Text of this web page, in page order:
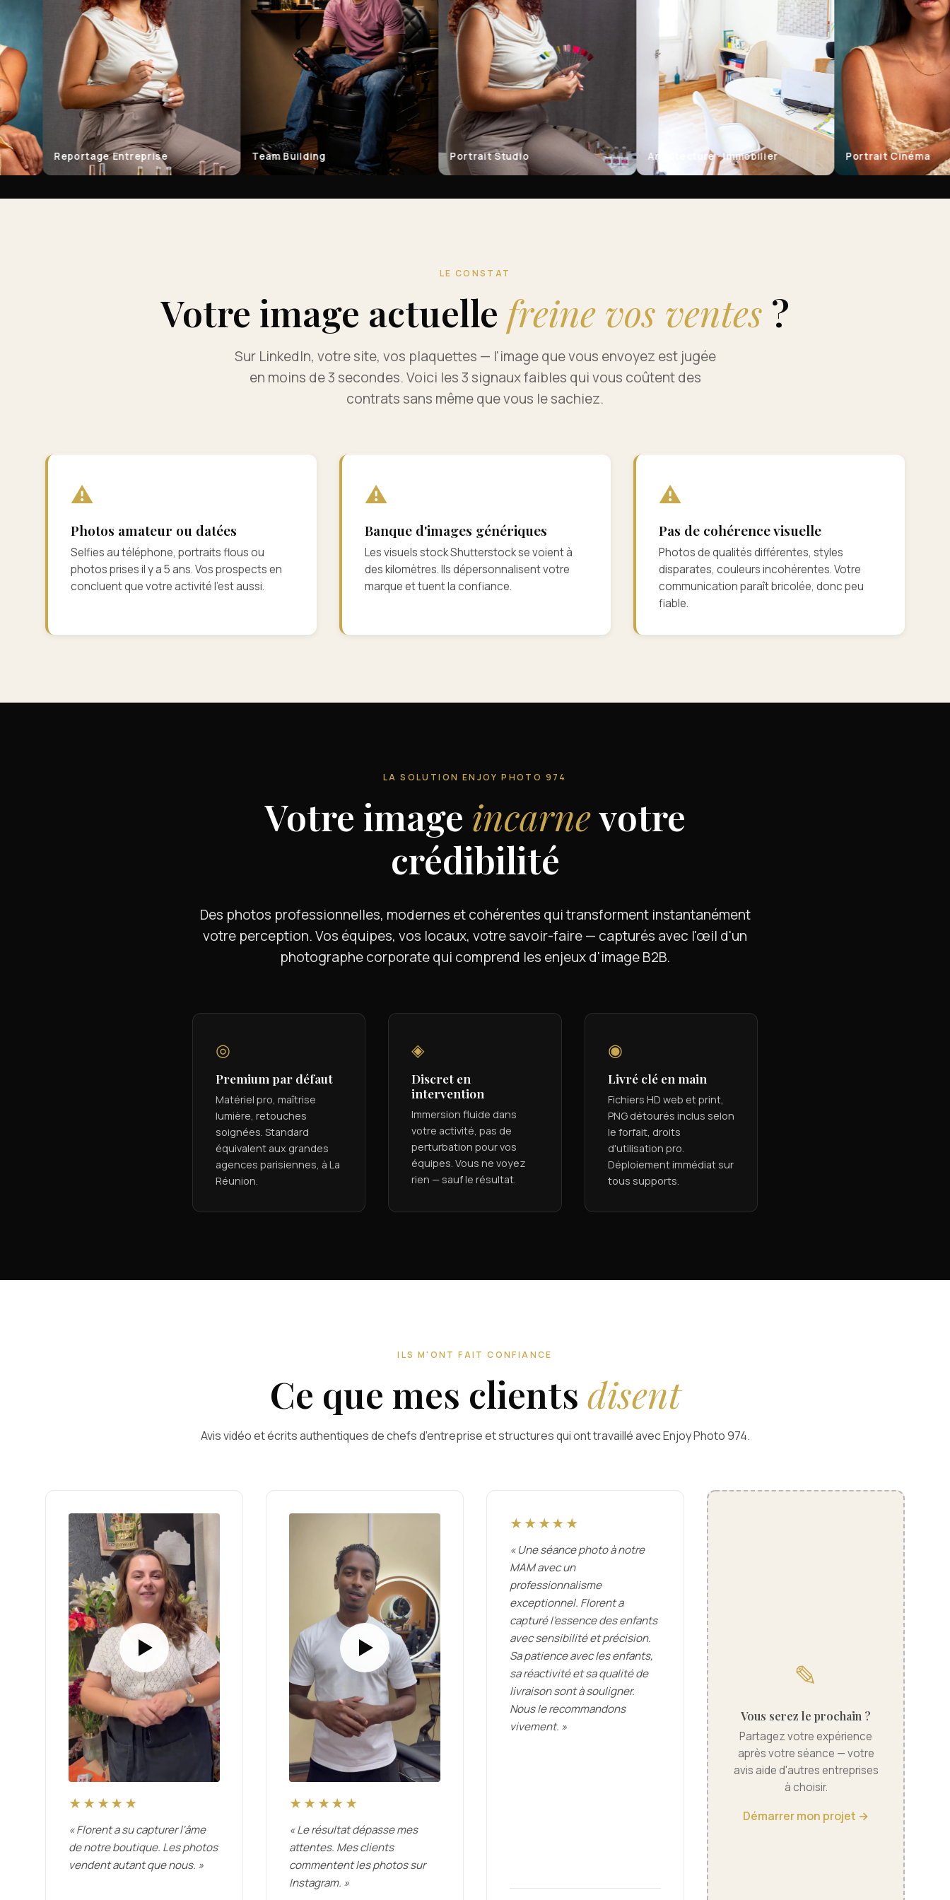
Reportage Entreprise Team Building Portrait Studio Architecture · Immobilier Portrait Cinéma
LE CONSTAT
Votre image actuelle freine vos ventes ?
Sur LinkedIn, votre site, vos plaquettes — l'image que vous envoyez est jugée
en moins de 3 secondes. Voici les 3 signaux faibles qui vous coûtent des
contrats sans même que vous le sachiez.
⚠
Photos amateur ou datées
Selfies au téléphone, portraits flous ou
photos prises il y a 5 ans. Vos prospects en
concluent que votre activité l'est aussi.
⚠
Banque d'images génériques
Les visuels stock Shutterstock se voient à
des kilomètres. Ils dépersonnalisent votre
marque et tuent la confiance.
⚠
Pas de cohérence visuelle
Photos de qualités différentes, styles
disparates, couleurs incohérentes. Votre
communication paraît bricolée, donc peu
fiable.
LA SOLUTION ENJOY PHOTO 974
Votre image incarnevotre
crédibilité
Des photos professionnelles, modernes et cohérentes qui transforment instantanément
votre perception. Vos équipes, vos locaux, votre savoir-faire — capturés avec l'œil d'un
photographe corporate qui comprend les enjeux d'image B2B.
◎
Premium par défaut
Matériel pro, maîtrise
lumière, retouches
soignées. Standard
équivalent aux grandes
agences parisiennes, à La
Réunion.
◈
Discret en
intervention
Immersion fluide dans
votre activité, pas de
perturbation pour vos
équipes. Vous ne voyez
rien — sauf le résultat.
◉
Livré clé en main
Fichiers HD web et print,
PNG détourés inclus selon
le forfait, droits
d'utilisation pro.
Déploiement immédiat sur
tous supports.
ILS M'ONT FAIT CONFIANCE
Ce que mes clients disent
Avis vidéo et écrits authentiques de chefs d'entreprise et structures qui ont travaillé avec Enjoy Photo 974.
★★★★★
« Florent a su capturer l'âme
de notre boutique. Les photos
vendent autant que nous. »
★★★★★
« Le résultat dépasse mes
attentes. Mes clients
commentent les photos sur
Instagram. »
★★★★★
« Une séance photo à notre
MAM avec un
professionnalisme
exceptionnel. Florent a
capturé l'essence des enfants
avec sensibilité et précision.
Sa patience avec les enfants,
sa réactivité et sa qualité de
livraison sont à souligner.
Nous le recommandons
vivement. »
✎
Vous serez le prochain ?
Partagez votre expérience
après votre séance — votre
avis aide d'autres entreprises
à choisir.
Démarrer mon projet →